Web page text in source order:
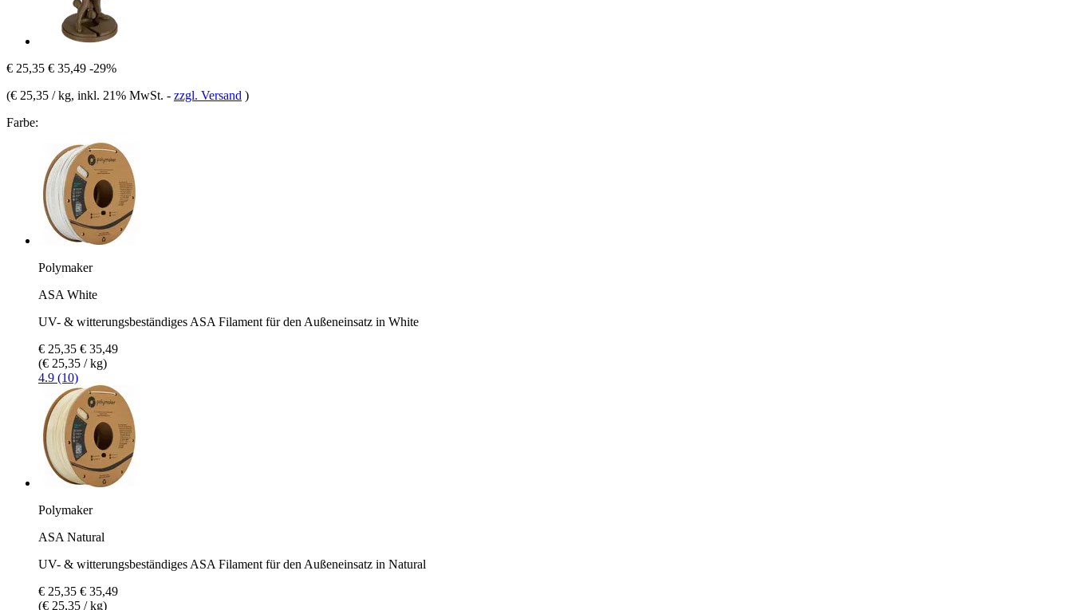
€ 25,35 € 35,49 -29%
(€ 25,35 / kg, inkl. 21% MwSt. - zzgl. Versand )
Farbe:
Polymaker
ASA White
UV- & witterungsbeständiges ASA Filament für den Außeneinsatz in White
€ 25,35 € 35,49
(€ 25,35 / kg)
4.9 (10)
Polymaker
ASA Natural
UV- & witterungsbeständiges ASA Filament für den Außeneinsatz in Natural
€ 25,35 € 35,49
(€ 25,35 / kg)